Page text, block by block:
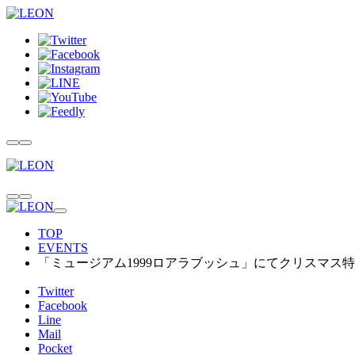
TOP
EVENTS
「ミュージアム1999ロアラブッシュ」にてクリスマス
Twitter
Facebook
Line
Mail
Pocket